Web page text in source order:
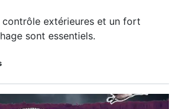
contrôle extérieures et un fort
sont essentiels.